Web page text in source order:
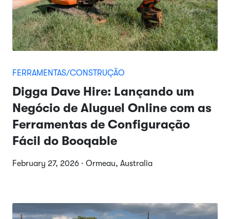
FERRAMENTAS/CONSTRUÇÃO
Digga Dave Hire: Lançando um
Negócio de Aluguel Online com as
Ferramentas de Configuração
Fácil do Booqable
February 27, 2026 · Ormeau, Australia